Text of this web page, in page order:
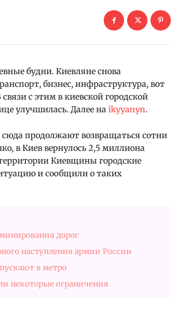
будни. Киевляне снова
бизнес, инфраструктура, вот
с этим в киевской городской
улучшилась. Далее на ikyyanyn.
сюда продолжают возвращаться сотни
в Киев вернулось 2,5 миллиона
Киевщины городские
и сообщили о таких
дорог
наступления армии России
в метро
некоторые ограничения